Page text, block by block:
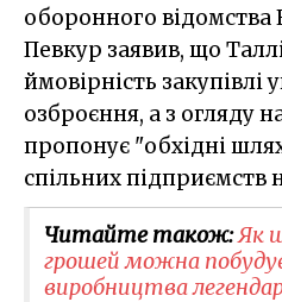
оборонного відомства
Певкур заявив, що
ймовірність закупівлі
озброєння, а з огляду
пропонує "обхідні
спільних підприємств
Читайте також:Як
грошей можна
виробництва